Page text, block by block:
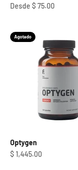
Precio de oferta
Desde $ 75.00
Agotado
Optygen
Precio de oferta
$ 1,445.00